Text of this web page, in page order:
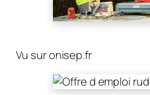
Vu sur onisep.fr